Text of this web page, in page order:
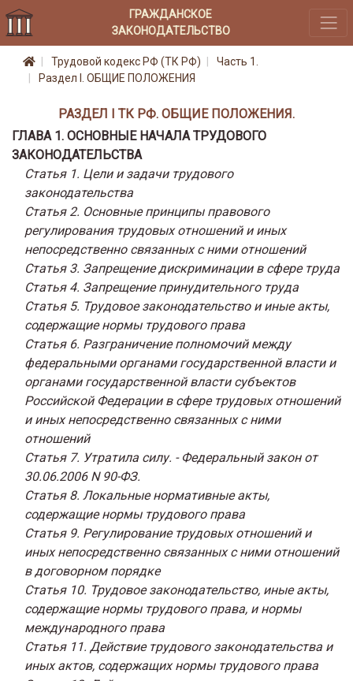
ГРАЖДАНСКОЕ
ЗАКОНОДАТЕЛЬСТВО
Трудовой кодекс РФ (ТК РФ)
Часть 1.
Раздел I. ОБЩИЕ ПОЛОЖЕНИЯ
РАЗДЕЛ I ТК РФ. ОБЩИЕ ПОЛОЖЕНИЯ.
ГЛАВА 1. ОСНОВНЫЕ НАЧАЛА ТРУДОВОГО
ЗАКОНОДАТЕЛЬСТВА
Статья 1. Цели и задачи трудового
законодательства
Статья 2. Основные принципы правового
регулирования трудовых отношений и иных
непосредственно связанных с ними отношений
Статья 3. Запрещение дискриминации в сфере труда
Статья 4. Запрещение принудительного труда
Статья 5. Трудовое законодательство и иные акты,
содержащие нормы трудового права
Статья 6. Разграничение полномочий между
федеральными органами государственной власти и
органами государственной власти субъектов
Российской Федерации в сфере трудовых отношений
и иных непосредственно связанных с ними
отношений
Статья 7. Утратила силу. - Федеральный закон от
30.06.2006 N 90-ФЗ.
Статья 8. Локальные нормативные акты,
содержащие нормы трудового права
Статья 9. Регулирование трудовых отношений и
иных непосредственно связанных с ними отношений
в договорном порядке
Статья 10. Трудовое законодательство, иные акты,
содержащие нормы трудового права, и нормы
международного права
Статья 11. Действие трудового законодательства и
иных актов, содержащих нормы трудового права